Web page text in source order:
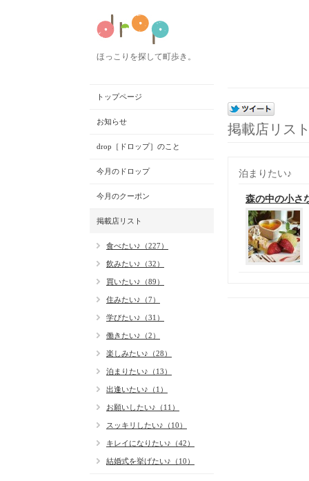
ほっこりを探して町歩き。
掲載店リス
泊まりたい♪
森の中の小さ
トップページ
お知らせ
drop［ドロップ］のこと
今月のドロップ
今月のクーポン
掲載店リスト
食べたい♪（227）
飲みたい♪（32）
買いたい♪（89）
住みたい♪（7）
学びたい♪（31）
働きたい♪（2）
楽しみたい♪（28）
泊まりたい♪（13）
出逢いたい♪（1）
お願いしたい♪（11）
スッキリしたい♪（10）
キレイになりたい♪（42）
結婚式を挙げたい♪（10）